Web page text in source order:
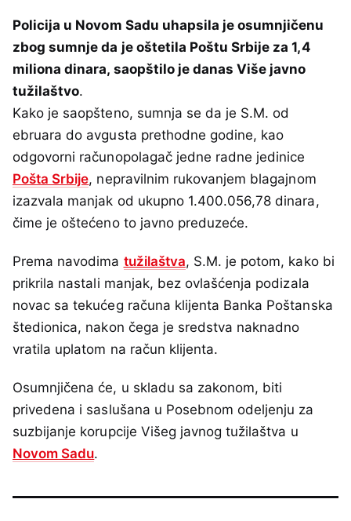
Policija u Novom Sadu uhapsila je osumnjičenu
zbog sumnje da je oštetila Poštu Srbije za 1,4
miliona dinara, saopštilo je danas Više javno
tužilaštvo.
Kako je saopšteno, sumnja se da je S.M. od
ebruara do avgusta prethodne godine, kao
odgovorni računopolagač jedne radne jedinice
Pošta Srbije, nepravilnim rukovanjem blagajnom
izazvala manjak od ukupno 1.400.056,78 dinara,
čime je oštećeno to javno preduzeće.
Prema navodima tužilaštva, S.M. je potom, kako bi
prikrila nastali manjak, bez ovlašćenja podizala
novac sa tekućeg računa klijenta Banka Poštanska
štedionica, nakon čega je sredstva naknadno
vratila uplatom na račun klijenta.
Osumnjičena će, u skladu sa zakonom, biti
privedena i saslušana u Posebnom odeljenju za
suzbijanje korupcije Višeg javnog tužilaštva u
Novom Sadu.